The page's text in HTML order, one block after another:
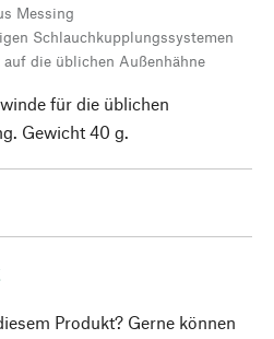
Messing
Schlauchkupplungssystemen
die üblichen Außenhähne
für die üblichen
Gewicht 40 g.
Produkt? Gerne können